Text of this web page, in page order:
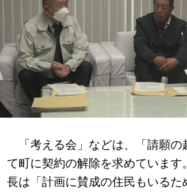
「考える会」などは、「請願の
て町に契約の解除を求めていま
長は「計画に賛成の住民もいるた